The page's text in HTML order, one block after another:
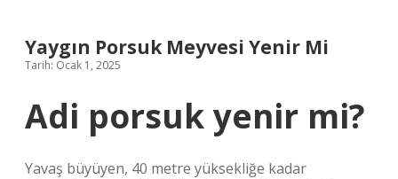
Yaygın Porsuk Meyvesi Yenir Mi
Tarih: Ocak 1, 2025
Adi porsuk yenir mi?
Yavaş büyüyen, 40 metre yüksekliğe kadar